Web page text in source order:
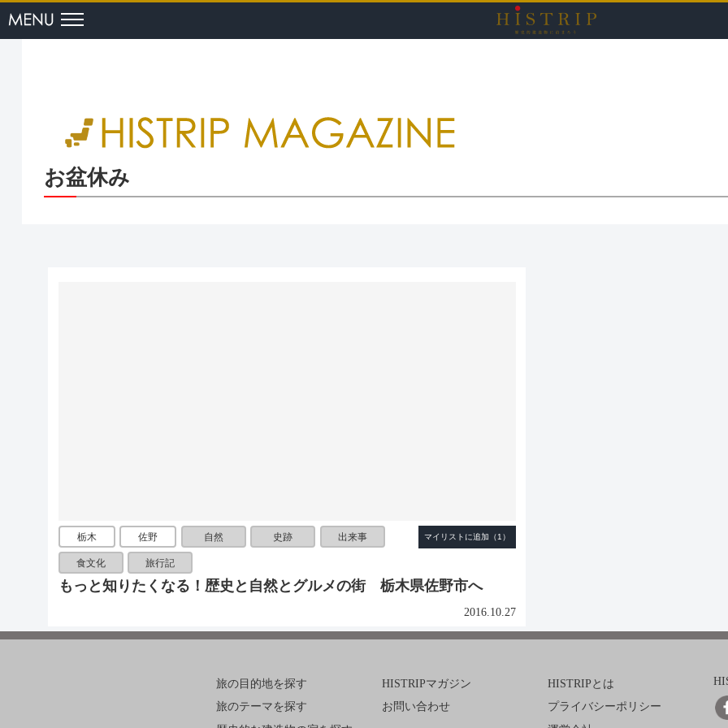
HISTRIP（
お盆休み
栃木 佐野 自然 史跡 出来事
食文化 旅行記
もっと知りたくなる！歴史と自然とグルメの街 栃木県佐野市へ
2016.10.27
旅の目的地を探す
旅のテーマを探す
HISTRIPマガジン
お問い合わせ
HISTRIPとは
プライバシーポリシー